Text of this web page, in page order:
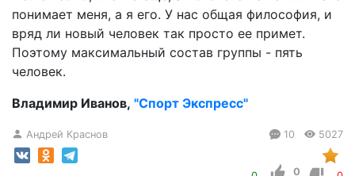
понимает меня, а я его. У нас общая философия, и
вряд ли новый человек так просто ее примет.
Поэтому максимальный состав группы - пять
человек.
Владимир Иванов, "Спорт Экспресс"
Андрей Краснов 10 5027
0